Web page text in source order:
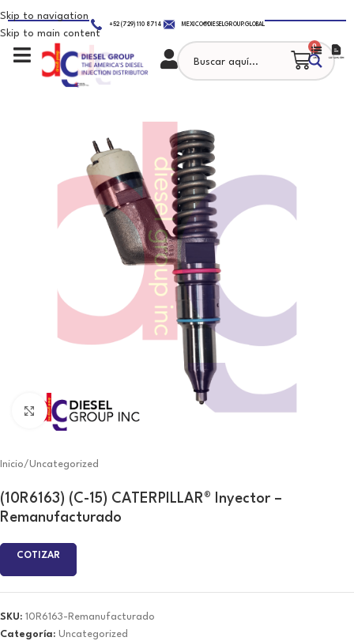
Skip to navigation
Skip to main content
+52 (729) 110 8714 MEXICO@DIESELGROUP.GLOBAL
0
Click to enlarge
Inicio/Uncategorized
(10R6163) (C-15) CATERPILLAR® Inyector –
Remanufacturado
COTIZAR
SKU: 10R6163-Remanufacturado
Categoría: Uncategorized